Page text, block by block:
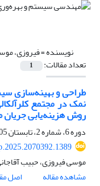
نویسنده =فیروزی،
تعداد مقالات: 1
طراحی و بهینه‌سازی
نمک در مجتمع
روش هزینه‌یابی جریان
دوره 6، شماره 2، تابستان 1405، صفحه
موسی فیروزی، حبیب
مشاهده مقاله
اصل